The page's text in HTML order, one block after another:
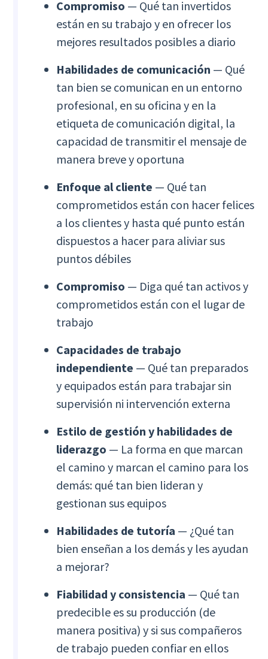
Compromiso — Qué tan invertidos
están en su trabajo y en ofrecer los
mejores resultados posibles a diario
Habilidades de comunicación — Qué
tan bien se comunican en un entorno
profesional, en su oficina y en la
etiqueta de comunicación digital, la
capacidad de transmitir el mensaje de
manera breve y oportuna
Enfoque al cliente — Qué tan
comprometidos están con hacer felices
a los clientes y hasta qué punto están
dispuestos a hacer para aliviar sus
puntos débiles
Compromiso — Diga qué tan activos y
comprometidos están con el lugar de
trabajo
Capacidades de trabajo
independiente — Qué tan preparados
y equipados están para trabajar sin
supervisión ni intervención externa
Estilo de gestión y habilidades de
liderazgo — La forma en que marcan
el camino y marcan el camino para los
demás: qué tan bien lideran y
gestionan sus equipos
Habilidades de tutoría — ¿Qué tan
bien enseñan a los demás y les ayudan
a mejorar?
Fiabilidad y consistencia — Qué tan
predecible es su producción (de
manera positiva) y si sus compañeros
de trabajo pueden confiar en ellos